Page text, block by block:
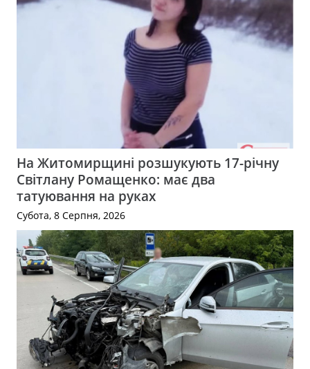
На Житомирщині розшукують 17-річну
Світлану Ромащенко: має два
татуювання на руках
Субота, 8 Серпня, 2026